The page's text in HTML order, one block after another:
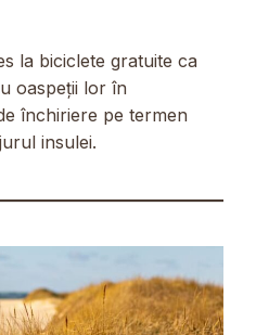
la biciclete gratuite ca
oaspeții lor în
închiriere pe termen
insulei.